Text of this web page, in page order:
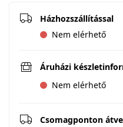
Házhozszállítással
Nem elérhető
Áruházi
Nem elérhető
Csomagponton